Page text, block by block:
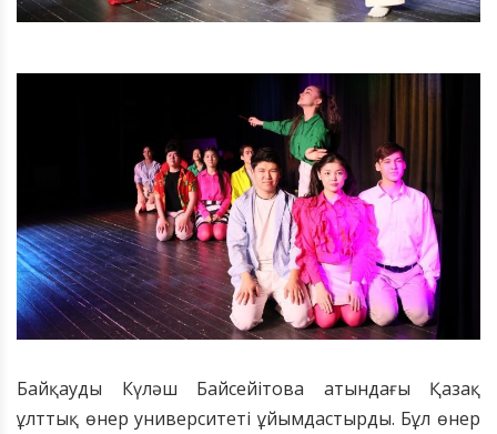
Байқауды Күләш Байсейітова атындағы Қазақ
ұлттық өнер университеті ұйымдастырды. Бұл өнер